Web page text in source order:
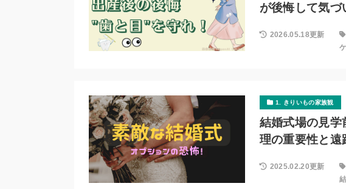
が後悔して気づ
2026.05.18更新
1. きりいもの家族観
結婚式場の見学
理の重要性と遠
2025.02.20更新